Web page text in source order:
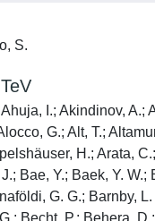
S.
A. R.; Langoy, R.; Larionov, P.; Laudi, E.; Lautner, L.; Laveaga, R. A. N.; Lavicka, R.; Lea, R.; Lee, H.; Legrand, I.; Legras, G.; Lejeune, A. M.; Lelek, T. M.; Lemmon, R. C.; León Monzón, I.; Lesch, M. M.; Lévai, P.; Li, M.; Li, P.; Li, X.; Liang-Gilman, B. E.; Lien, J.; Lietava, R.; Likmeta, I.; Lim, B.; Lim, H.; Lim, S. H.; Lin, S.; Lindenstruth, V.; Lippmann, C.; Liskova, D.; Liu, D. H.; Liu, J.; Liveraro, G. S. S.; Lofnes, I. M.; Loizides, C.; Lokos, S.; Lömker, J.; Lopez, X.; López Torres, E.; Lotteau, C.; Lu, P.; Lu, W.; Lu, Z.; Lugo, F. V.; Luo, J.; Luparello, G.; Johnson, M. A. T.; Ma, Y. G.; Mager, M.; Maire, A.; Majerz, E. M.; Makariev, M. V.; Malaev, M.; Malfattore, G.; Malik, N. M.; Malik, N.; Malik, S. K.; Mallick, D.; Mallick, N.; Mandaglio, G.; Mandal, S. K.; Manea, A.; Manko, V.; Manna, A. K.; Manso, F.; Mantzaridis, G.; Manzari, V.; Mao, Y.; Marcjan, R. W.; Margagliotti, G. V.; Margotti, A.; Marín, A.; Markert, C.; Martinengo, P.; Martínez, M. I.; Martínez García, G.; Martins, M. P. P.; Masciocchi, S.; Masera, M.; Masoni, A.; Massacrier, L.; Massen, O.; Mastroserio, A.; Mattei, L.; Mattiazzo, S.; Matyja, A.; Mazzaschi, F.; Mazzilli, M.; Melikyan, Y.; Melo, M.; Menchaca-Rocha, A.; Mendez, J. E. M.; Meninno, E.; Menon, A. S.;